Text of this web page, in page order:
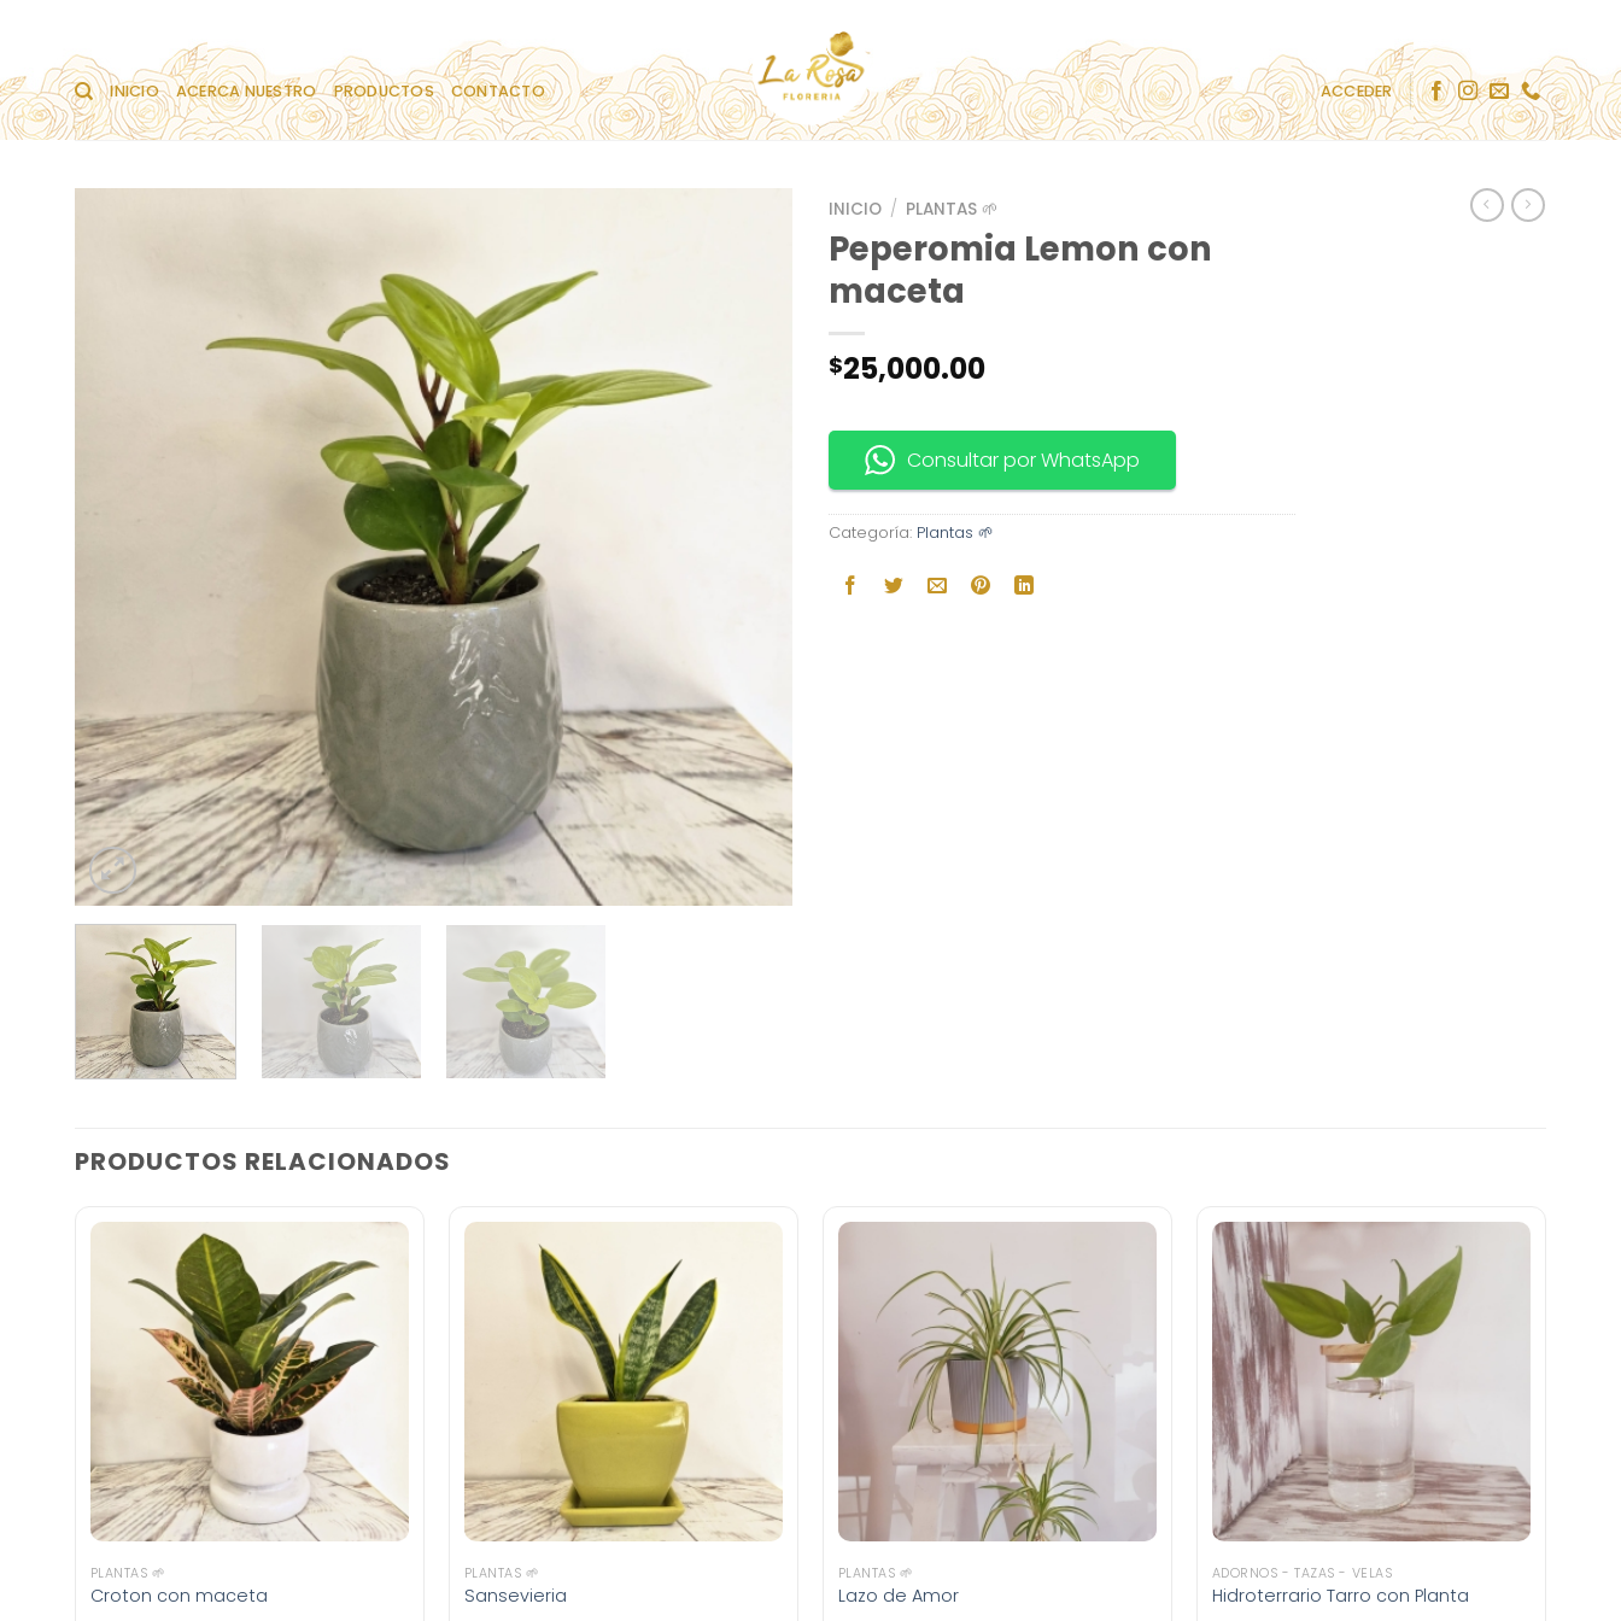
contenido
INICIO ACERCA NUESTRO PRODUCTOS CONTACTO ACCEDER
INICIO / PLANTAS 🌱
Peperomia Lemon con
maceta
$25,000.00
Consultar por WhatsApp
Categoría: Plantas 🌱
PRODUCTOS RELACIONADOS
PLANTAS 🌱
Croton con maceta
PLANTAS 🌱
Sansevieria
PLANTAS 🌱
Lazo de Amor
ADORNOS - TAZAS - VELAS
Hidroterrario Tarro con Planta